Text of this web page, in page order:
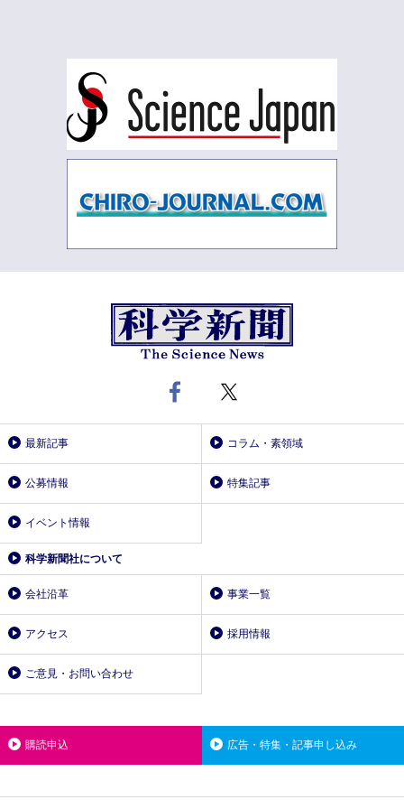
最新記事 コラム・素領域
公募情報 特集記事
イベント情報
科学新聞社について
会社沿革 事業一覧
アクセス 採用情報
ご意見・お問い合わせ
購読申込 広告・特集・記事申し込み